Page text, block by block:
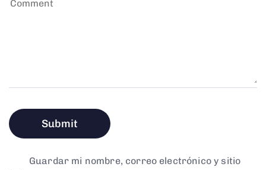
Guardar mi nombre, correo electrónico y sitio